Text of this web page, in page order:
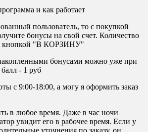
и как работает
пользователь, то с покупкой
бонусы на свой счет. Количество
кнопкой "В КОРЗИНУ"
бонусами можно уже при
- 1 руб
с 9:00-18:00, а могу я оформить заказ
в любое время. Даже в час ночи
увидит его в рабочее время. Если у
уточнения по заказу, он